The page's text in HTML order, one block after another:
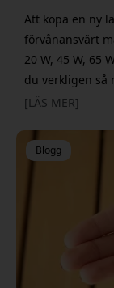
Att köpa en ny
förvånansvärt
20 W, 45 W, 65
du verkligen så
något du aldrig
om att matcha
Om du förs
[LÄS MER]
Blogg